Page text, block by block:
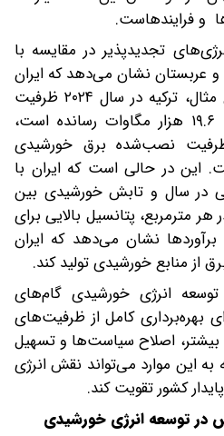
و فرایندهاست.
تجدیدپذیر در مقایسه با
و عربستان نشان می‌دهد که ایران
همچنان عقب‌تر است. برای مثال، ترکیه در سال ۲۰۲۴ ظرفیت
انرژی خورشیدی خود را به ۱۹.۶ هزار مگاوات رسانده است،
ظرفیت نصب‌شده برق خورشیدی
درصد است. این در حالی است که ایران با
روز آفتابی در سال و تابش خورشیدی بین
در هر مترمربع، پتانسیل بالایی برای
برآوردها نشان می‌دهد که ایران
انرژی خورشیدی گام‌های
بهره‌برداری کامل از ظرفیت‌های
بیشتر، اصلاح سیاست‌ها و تسهیل
به این موارد می‌تواند نقش انرژی
کشور تقویت کند.
در توسعه انرژی خورشیدی